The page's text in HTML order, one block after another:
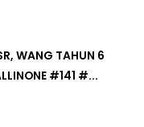
WANG TAHUN 6
#141 #...